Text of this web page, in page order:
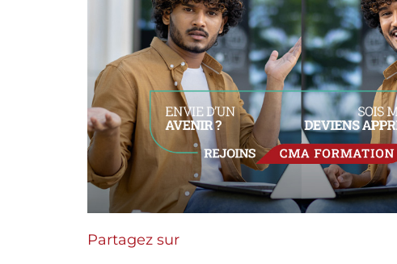
Partagez sur